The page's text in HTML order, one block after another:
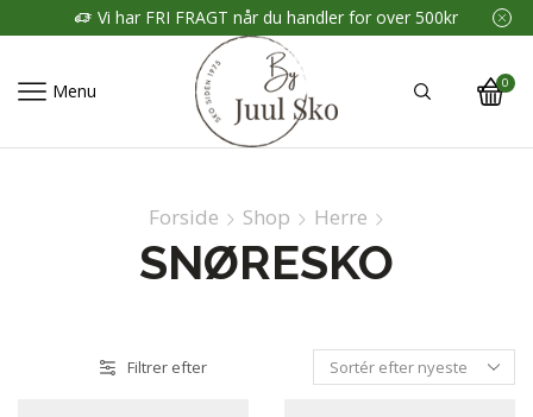
Vi har FRI FRAGT når du handler for over 500kr
Menu 0
Forside Shop Herre
SNØRESKO
Filtrer efter